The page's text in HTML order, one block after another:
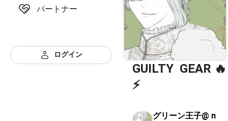
パートナー
ログイン
GUILTY  GEAR 🔥
⚡️
グリーン王子@ n